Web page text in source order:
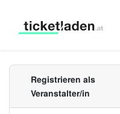
Ticketladen
Registrieren als
Veranstalter/in